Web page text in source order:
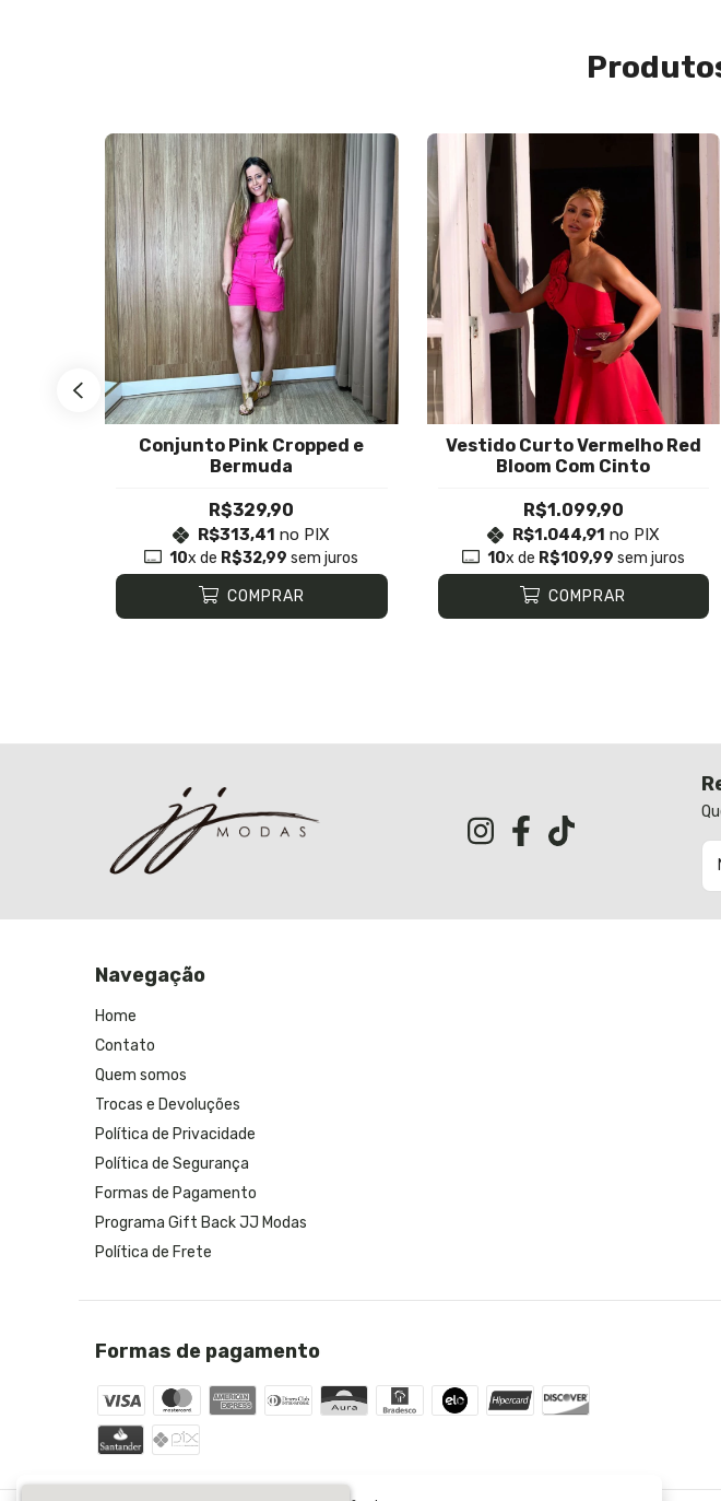
Conjunto Pink Cropped e
Bermuda
R$329,90
R$313,41 no PIX
10x de R$32,99 sem juros
COMPRAR
Vestido Curto Vermelho Red
Bloom Com Cinto
R$1.099,90
R$1.044,91 no PIX
10x de R$109,99 sem juros
COMPRAR
Navegação
Home
Contato
Quem somos
Trocas e Devoluções
Política de Privacidade
Política de Segurança
Formas de Pagamento
Programa Gift Back JJ Modas
Política de Frete
Formas de pagamento